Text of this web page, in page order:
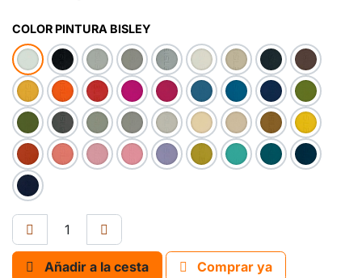
COLOR PINTURA BISLEY
Añadir a la cesta
Comprar ya